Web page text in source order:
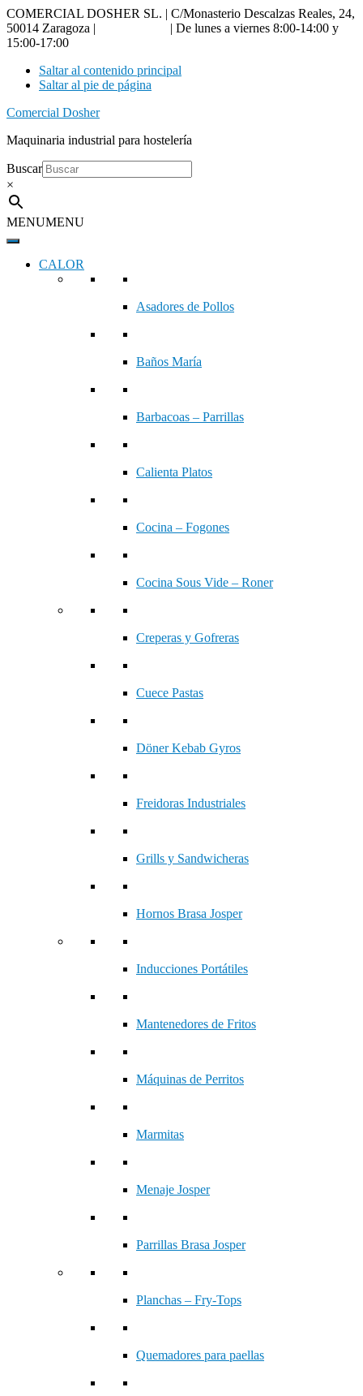
COMERCIAL DOSHER SL. | C/Monasterio Descalzas Reales, 24,
50014 Zaragoza |
| De lunes a viernes 8:00-14:00 y
15:00-17:00
Saltar al contenido principal
Saltar al pie de página
Comercial Dosher
Maquinaria industrial para hostelería
Buscar
×
MENUMENU
CALOR
Asadores de Pollos
Baños María
Barbacoas – Parrillas
Calienta Platos
Cocina – Fogones
Cocina Sous Vide – Roner
Creperas y Gofreras
Cuece Pastas
Döner Kebab Gyros
Freidoras Industriales
Grills y Sandwicheras
Hornos Brasa Josper
Inducciones Portátiles
Mantenedores de Fritos
Máquinas de Perritos
Marmitas
Menaje Josper
Parrillas Brasa Josper
Planchas – Fry-Tops
Quemadores para paellas